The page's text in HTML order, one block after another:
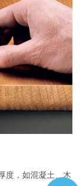
度，如混凝土、木